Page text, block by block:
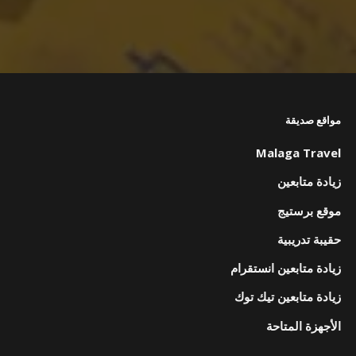
مواقع صديقة
Malaga Travel
زيادة متابعين
موقع برستيج
حقيبة تدريبية
زيادة متابعين انستقرام
زيادة متابعين تيك توك
الأجهزة المتاحة